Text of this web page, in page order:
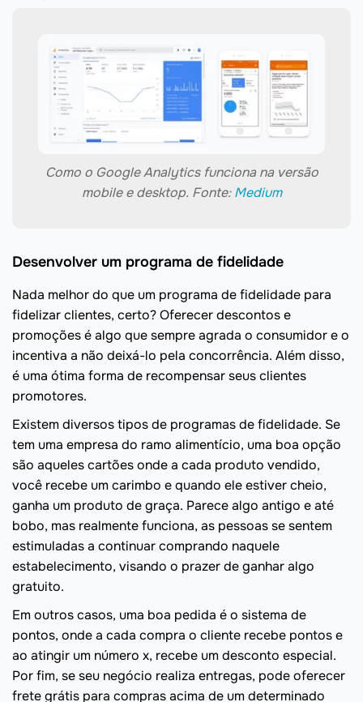
Como o Google Analytics funciona na versão
mobile e desktop. Fonte:Medium
Desenvolver um programa de fidelidade
Nada melhor do que um programa de fidelidade para
fidelizar clientes, certo? Oferecer descontos e
promoções é algo que sempre agrada o consumidor e o
incentiva a não deixá-lo pela concorrência. Além disso,
é uma ótima forma de recompensar seus clientes
promotores.
Existem diversos tipos de programas de fidelidade. Se
tem uma empresa do ramo alimentício, uma boa opção
são aqueles cartões onde a cada produto vendido,
você recebe um carimbo e quando ele estiver cheio,
ganha um produto de graça. Parece algo antigo e até
bobo, mas realmente funciona, as pessoas se sentem
estimuladas a continuar comprando naquele
estabelecimento, visando o prazer de ganhar algo
gratuito.
Em outros casos, uma boa pedida é o sistema de
pontos, onde a cada compra o cliente recebe pontos e
ao atingir um número x, recebe um desconto especial.
Por fim, se seu negócio realiza entregas, pode oferecer
frete grátis para compras acima de um determinado